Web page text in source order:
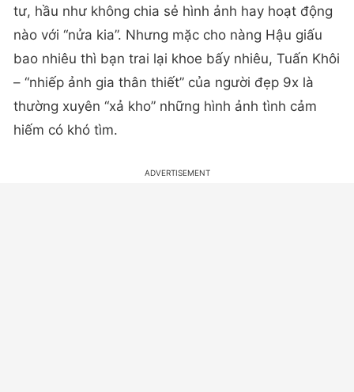
tư, hầu như không chia sẻ hình ảnh hay hoạt động
nào với “nửa kia”. Nhưng mặc cho nàng Hậu giấu
bao nhiêu thì bạn trai lại khoe bấy nhiêu, Tuấn Khôi
– “nhiếp ảnh gia thân thiết” của người đẹp 9x là
thường xuyên “xả kho” những hình ảnh tình cảm
hiếm có khó tìm.